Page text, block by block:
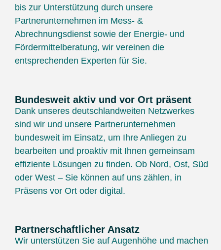
bis zur Unterstützung durch unsere
Partnerunternehmen im Mess- &
Abrechnungsdienst sowie der Energie- und
Fördermittelberatung, wir vereinen die
entsprechenden Experten für Sie.
Bundesweit aktiv und vor Ort präsent
Dank unseres deutschlandweiten Netzwerkes
sind wir und unsere Partnerunternehmen
bundesweit im Einsatz, um Ihre Anliegen zu
bearbeiten und proaktiv mit Ihnen gemeinsam
effiziente Lösungen zu finden. Ob Nord, Ost, Süd
oder West – Sie können auf uns zählen, in
Präsens vor Ort oder digital.
Partnerschaftlicher Ansatz
Wir unterstützen Sie auf Augenhöhe und machen